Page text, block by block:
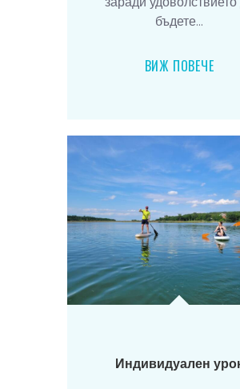
бъдете...
ВИЖ ПОВЕЧЕ
Индивидуален